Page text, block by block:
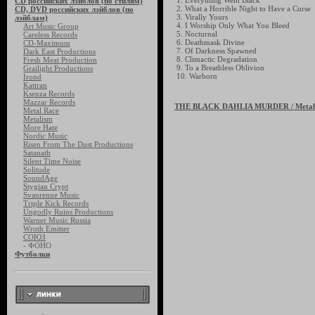
CD, DVD российских лэйблов (по
лэйблам)
Art Music Group
Careless Records
CD-Maximum
Dark East Productions
Fresh Meat Production
Grailight Productions
Irond
Kattran
Ksenza Records
Mazzar Records
Metal Race
Metalism
More Hate
Nordic Music
Risen From The Dust Productions
Satanath
Silent Time Noise
Solitude
SoundAge
Stygian Crypt
Svanrenne Music
Triple Kick Records
Ungodly Ruins Productions
Warner Music Russia
Wroth Emitter
СОЮЗ
- ФОНО
Футболки
2. What a Horrible Night to Have a Curse
3. Virally Yours
4. I Worship Only What You Bleed
5. Nocturnal
6. Deathmask Divine
7. Of Darkness Spawned
8. Climactic Degradation
9. To a Breathless Oblivion
10. Warborn
THE BLACK DAHLIA MURDER /